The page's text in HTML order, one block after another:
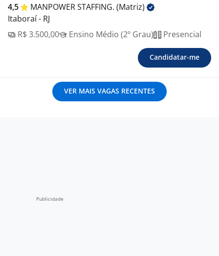
4,5 MANPOWER STAFFING. (Matriz)
Itaboraí - RJ
R$ 3.500,00
Ensino Médio (2º Grau) Presencial
Candidatar-me
VER MAIS VAGAS RECENTES